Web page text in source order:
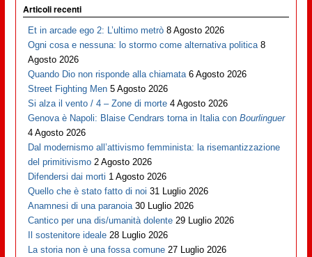
Articoli recenti
Et in arcade ego 2: L’ultimo metrò 8 Agosto 2026
Ogni cosa e nessuna: lo stormo come alternativa politica 8
Agosto 2026
Quando Dio non risponde alla chiamata 6 Agosto 2026
Street Fighting Men 5 Agosto 2026
Si alza il vento / 4 – Zone di morte 4 Agosto 2026
Genova è Napoli: Blaise Cendrars torna in Italia conBourlinguer
4 Agosto 2026
Dal modernismo all’attivismo femminista: la risemantizzazione
del primitivismo 2 Agosto 2026
Difendersi dai morti 1 Agosto 2026
Quello che è stato fatto di noi 31 Luglio 2026
Anamnesi di una paranoia 30 Luglio 2026
Cantico per una dis/umanità dolente 29 Luglio 2026
Il sostenitore ideale 28 Luglio 2026
La storia non è una fossa comune 27 Luglio 2026